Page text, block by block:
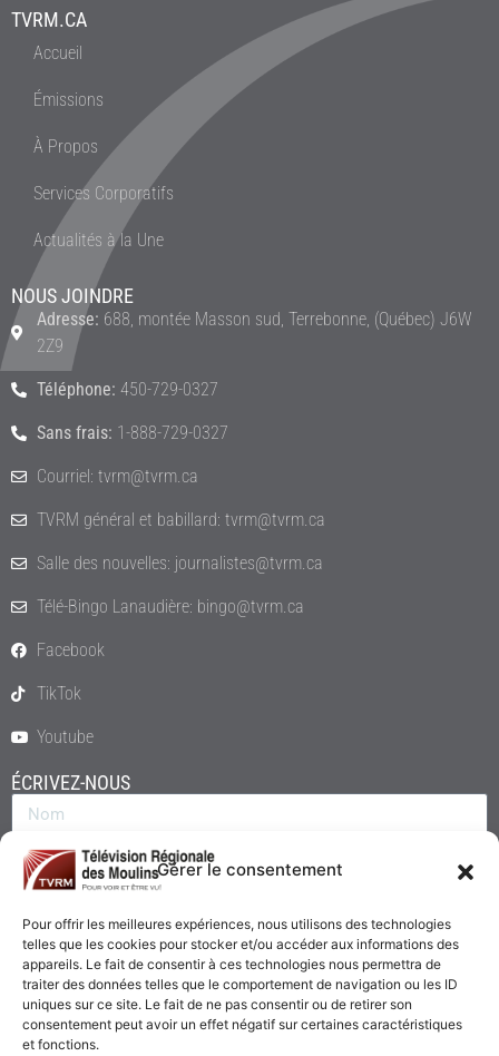
Gérer le consentement
Pour offrir les meilleures expériences, nous utilisons des technologies
telles que les cookies pour stocker et/ou accéder aux informations des
appareils. Le fait de consentir à ces technologies nous permettra de
traiter des données telles que le comportement de navigation ou les ID
uniques sur ce site. Le fait de ne pas consentir ou de retirer son
consentement peut avoir un effet négatif sur certaines caractéristiques
et fonctions.
TVRM.CA
Accueil
Émissions
À Propos
Services Corporatifs
Actualités à la Une
NOUS JOINDRE
Adresse: 688, montée Masson sud, Terrebonne, (Québec) J6W
2Z9
Téléphone: 450-729-0327
Sans frais: 1-888-729-0327
Courriel: tvrm@tvrm.ca
TVRM général et babillard: tvrm@tvrm.ca
Salle des nouvelles: journalistes@tvrm.ca
Télé-Bingo Lanaudière: bingo@tvrm.ca
Facebook
TikTok
Youtube
ÉCRIVEZ-NOUS